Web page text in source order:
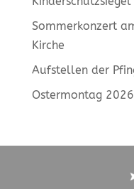
Sommerkonzert
Kirche
Aufstellen der
Ostermontag